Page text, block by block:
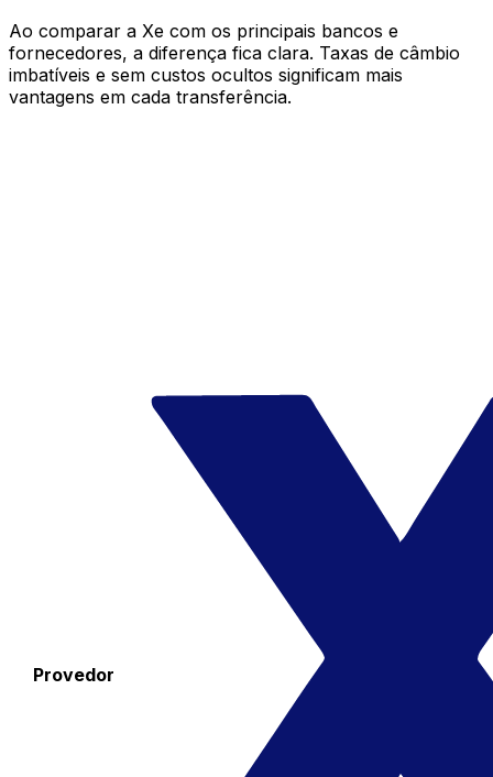
Ao comparar a Xe com os principais bancos e
fornecedores, a diferença fica clara. Taxas de câmbio
imbatíveis e sem custos ocultos significam mais
vantagens em cada transferência.
Provedor